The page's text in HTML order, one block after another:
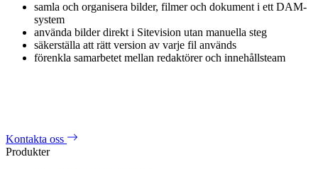
samla och organisera bilder, filmer och dokument i ett DAM-
system
använda bilder direkt i Sitevision utan manuella steg
säkerställa att rätt version av varje fil används
förenkla samarbetet mellan redaktörer och innehållsteam
Kontakta oss
Produkter